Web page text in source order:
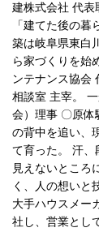
建株式会社 代表
「建てた後の
築は岐阜県東白
ら家づくりを始
ンテナンス協会
相談室 主宰。
会）理事 〇原体
の背中を追い、
て育った。 汗、
見えないところ
く、人の想いと
大手ハウスメー
社し、営業とし